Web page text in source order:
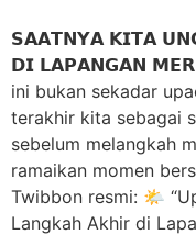
𝗦𝗔𝗔𝗧𝗡𝗬𝗔 𝗞𝗜𝗧𝗔
𝗗𝗜 𝗟𝗔𝗣𝗔𝗡𝗚𝗔𝗡
ini bukan sekadar
terakhir kita sebagai
sebelum melangkah
ramaikan momen
Twibbon resmi: 🌤️
Langkah Akhir di